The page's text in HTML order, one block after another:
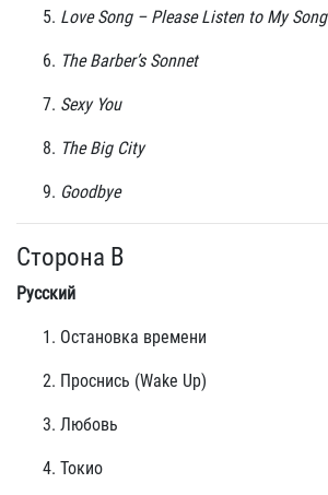
Love Song – Please Listen to My Song
The Barber’s Sonnet
Sexy You
The Big City
Goodbye
Сторона B
Русский
Остановка времени
Проснись (Wake Up)
Любовь
Токио